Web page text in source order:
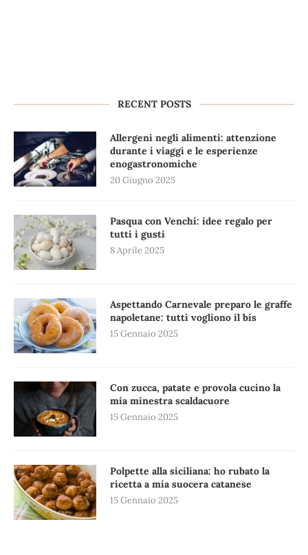
RECENT POSTS
Allergeni negli alimenti: attenzione
durante i viaggi e le esperienze
enogastronomiche
20 Giugno 2025
Pasqua con Venchi: idee regalo per
tutti i gusti
8 Aprile 2025
Aspettando Carnevale preparo le graffe
napoletane: tutti vogliono il bis
15 Gennaio 2025
Con zucca, patate e provola cucino la
mia minestra scaldacuore
15 Gennaio 2025
Polpette alla siciliana: ho rubato la
ricetta a mia suocera catanese
15 Gennaio 2025